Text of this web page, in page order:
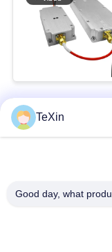
Beliebte
TeXin
Good day, what